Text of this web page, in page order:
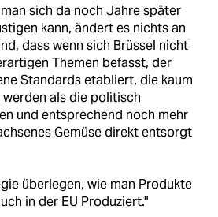
sich da noch Jahre später
kann, ändert es nichts an
dass wenn sich Brüssel nicht
Themen befasst, der
Standards etabliert, die kaum
werden als die politisch
und entsprechend noch mehr
Gemüse direkt entsorgt
überlegen, wie man Produkte
in der EU Produziert."